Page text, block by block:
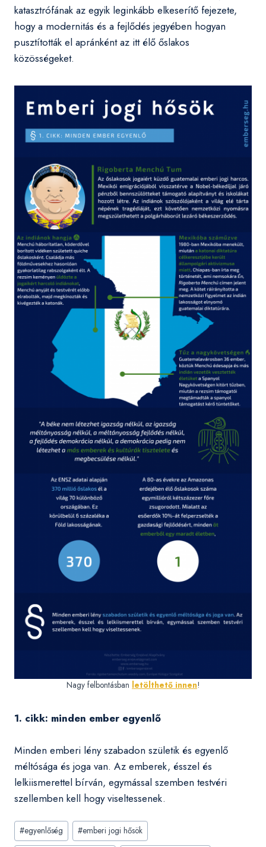
katasztrófának az egyik leginkább elkeserítő fejezete,
hogy a modernitás és a fejlődés jegyében hogyan
pusztították el apránként az itt élő őslakos
közösségeket.
Nagy felbontásban letölthető innen!
1. cikk: minden ember egyenlő
Minden emberi lény szabadon születik és egyenlő
méltósága és joga van. Az emberek, ésszel és
lelkiismerettel bírván, egymással szemben testvéri
szellemben kell hogy viseltessenek.
Post
Tags:
#egyenlőség #emberi jogi hősök